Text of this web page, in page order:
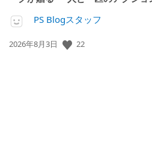
PS Blogスタッフ
公
2026年8月3日 22